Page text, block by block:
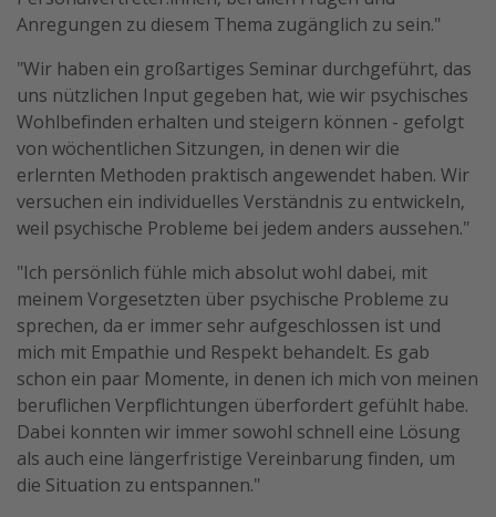
Anregungen zu diesem Thema zugänglich zu sein."
"Wir haben ein großartiges Seminar durchgeführt, das
uns nützlichen Input gegeben hat, wie wir psychisches
Wohlbefinden erhalten und steigern können - gefolgt
von wöchentlichen Sitzungen, in denen wir die
erlernten Methoden praktisch angewendet haben. Wir
versuchen ein individuelles Verständnis zu entwickeln,
weil psychische Probleme bei jedem anders aussehen."
"Ich persönlich fühle mich absolut wohl dabei, mit
meinem Vorgesetzten über psychische Probleme zu
sprechen, da er immer sehr aufgeschlossen ist und
mich mit Empathie und Respekt behandelt. Es gab
schon ein paar Momente, in denen ich mich von meinen
beruflichen Verpflichtungen überfordert gefühlt habe.
Dabei konnten wir immer sowohl schnell eine Lösung
als auch eine längerfristige Vereinbarung finden, um
die Situation zu entspannen."